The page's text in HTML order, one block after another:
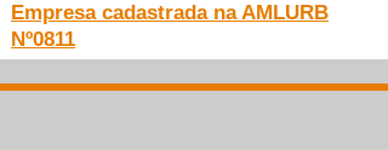
Empresa cadastrada na AMLURB
Nº0811